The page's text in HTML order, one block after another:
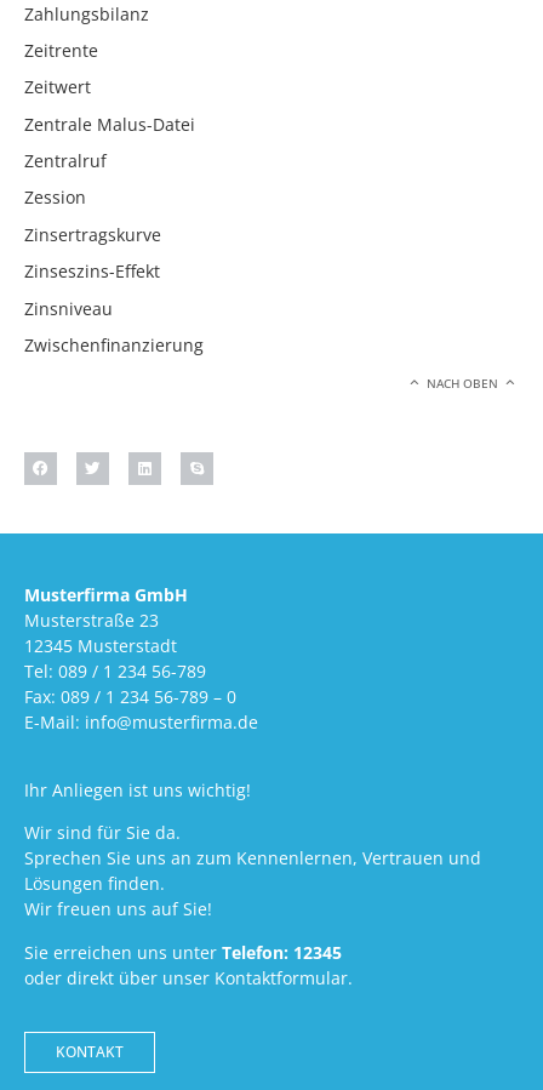
Zahlungsbilanz
Zeitrente
Zeitwert
Zentrale Malus-Datei
Zentralruf
Zession
Zinsertragskurve
Zinseszins-Effekt
Zinsniveau
Zwischenfinanzierung
NACH OBEN
Musterfirma GmbH
Musterstraße 23
12345 Musterstadt
Tel: 089 / 1 234 56-789
Fax: 089 / 1 234 56-789 – 0
E-Mail: info@musterfirma.de
Ihr Anliegen ist uns wichtig!
Wir sind für Sie da.
Sprechen Sie uns an zum Kennenlernen, Vertrauen und
Lösungen finden.
Wir freuen uns auf Sie!
Sie erreichen uns unter Telefon: 12345
oder direkt über unser Kontaktformular.
KONTAKT